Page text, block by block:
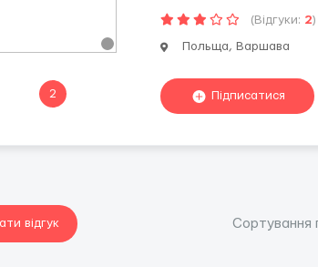
2
(Відгуки: 2)
Польща, Варшава
Підписатися
відгук Сортування